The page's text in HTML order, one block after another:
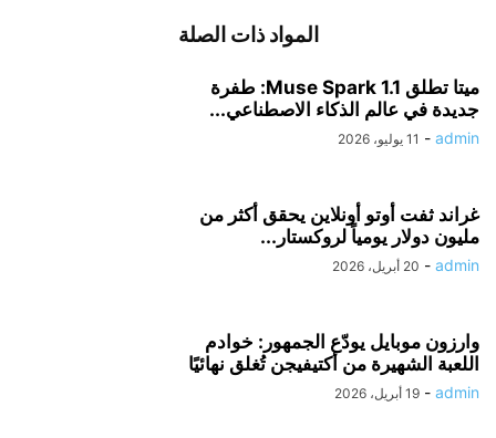
المواد ذات الصلة
ميتا تطلق Muse Spark 1.1: طفرة
جديدة في عالم الذكاء الاصطناعي...
admin
- 11 يوليو، 2026
غراند ثفت أوتو أونلاين يحقق أكثر من
مليون دولار يومياً لروكستار...
admin
- 20 أبريل، 2026
وارزون موبايل يودّع الجمهور: خوادم
اللعبة الشهيرة من أكتيفيجن تُغلق نهائيًا
admin
- 19 أبريل، 2026